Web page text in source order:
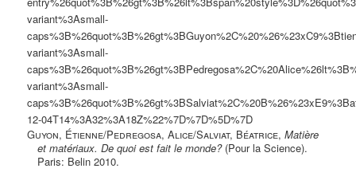
variant%3Asmall-
variant%3Asmall-
variant%3Asmall-
12-04T14%3A32%3A18Z%22%7D%7D%5D%7D
Guyon, Étienne/Pedregosa, Alice/Salviat, Béatrice,Matière
et matériaux. De quoi est fait le monde?(Pour la Science).
Paris: Belin 2010.